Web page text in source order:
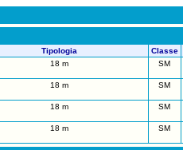
Tipologia Classe
18 m SM
18 m SM
18 m SM
18 m SM